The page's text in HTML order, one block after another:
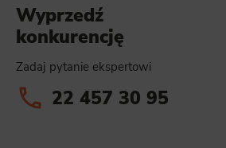
Wyprzedź
konkurencję
Zadaj pytanie ekspertowi
22 457 30 95